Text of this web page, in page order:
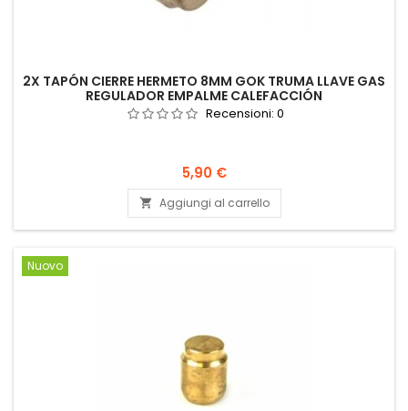
2X TAPÓN CIERRE HERMETO 8MM GOK TRUMA LLAVE GAS
REGULADOR EMPALME CALEFACCIÓN
Recensioni: 0
Prezzo
5,90 €
 Aggiungi al carrello
Nuovo